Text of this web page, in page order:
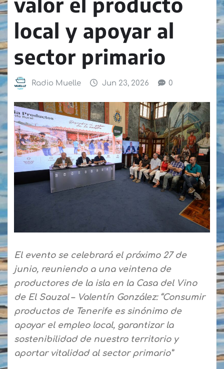
local y apoyar al
sector primario
Radio Muelle Jun 23, 2026 0
El evento se celebrará el próximo 27 de
junio, reuniendo a una veintena de
productores de la isla en la Casa del Vino
de El Sauzal – Valentín González: “Consumir
productos de Tenerife es sinónimo de
apoyar el empleo local, garantizar la
sostenibilidad de nuestro territorio y
aportar vitalidad al sector primario”